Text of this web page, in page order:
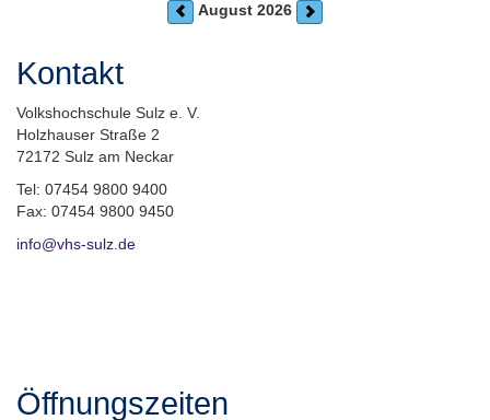
August 2026
Kontakt
Volkshochschule Sulz e. V.
Holzhauser Straße 2
72172 Sulz am Neckar
Tel: 07454 9800 9400
Fax: 07454 9800 9450
info@vhs-sulz.de
Öffnungszeiten